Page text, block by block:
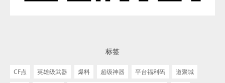
标签
CF点 英雄级武器 爆料 超级神器 平台福利码 道聚城